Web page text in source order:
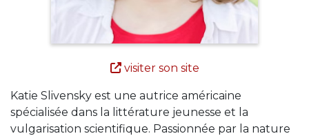
visiter son site
Katie Slivensky est une autrice américaine
spécialisée dans la littérature jeunesse et la
vulgarisation scientifique. Passionnée par la nature